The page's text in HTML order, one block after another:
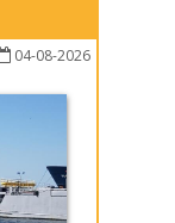
04-08-2026